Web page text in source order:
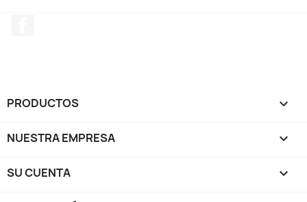
PRODUCTOS 
NUESTRA EMPRESA 
SU CUENTA 